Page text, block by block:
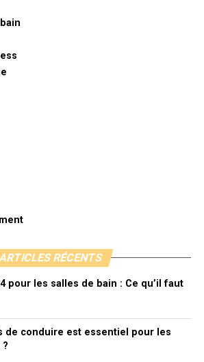
RÉCENTS
pour les salles de bain : Ce qu’il faut
de conduire est essentiel pour les